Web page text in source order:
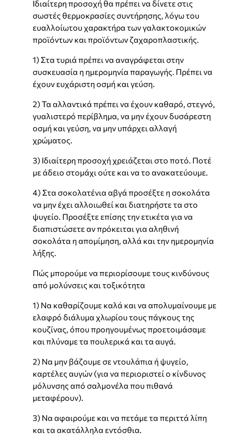
Ιδιαίτερη προσοχή θα πρέπει να δίνετε στις
σωστές θερμοκρασίες συντήρησης, λόγω του
ευαλλοίωτου χαρακτήρα των γαλακτοκομικών
προϊόντων και προϊόντων ζαχαροπλαστικής.
1) Στα τυριά πρέπει να αναγράφεται στην
συσκευασία η ημερομηνία παραγωγής. Πρέπει να
έχουν ευχάριστη οσμή και γεύση.
2) Τα αλλαντικά πρέπει να έχουν καθαρό, στεγνό,
γυαλιστερό περίβλημα, να μην έχουν δυσάρεστη
οσμή και γεύση, να μην υπάρχει αλλαγή
χρώματος.
3) Ιδιαίτερη προσοχή χρειάζεται στο ποτό. Ποτέ
με άδειο στομάχι ούτε και να το ανακατεύουμε.
4) Στα σοκολατένια αβγά προσέξτε η σοκολάτα
να μην έχει αλλοιωθεί και διατηρήστε τα στο
ψυγείο. Προσέξτε επίσης την ετικέτα για να
διαπιστώσετε αν πρόκειται για αληθινή
σοκολάτα η απομίμηση, αλλά και την ημερομηνία
λήξης.
Πώς μπορούμε να περιορίσουμε τους κινδύνους
από μολύνσεις και τοξικότητα
1) Να καθαρίζουμε καλά και να απολυμαίνουμε με
ελαφρό διάλυμα χλωρίου τους πάγκους της
κουζίνας, όπου προηγουμένως προετοιμάσαμε
και πλύναμε τα πουλερικά και τα αυγά.
2) Να μην βάζουμε σε ντουλάπια ή ψυγείο,
καρτέλες αυγών (για να περιοριστεί ο κίνδυνος
μόλυνσης από σαλμονέλα που πιθανά
μεταφέρουν).
3) Να αφαιρούμε και να πετάμε τα περιττά λίπη
και τα ακατάλληλα εντόσθια.